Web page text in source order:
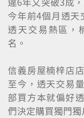
今年前4個月透
透天交易熱區，
名。
信義房屋楠梓店
至今，透天交易
部買方本就偏好
們決定購買獨門獨